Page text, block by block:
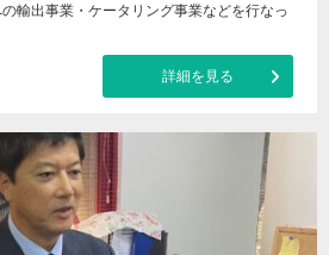
輸出事業・ケータリング事業などを行なっ
詳細を見る